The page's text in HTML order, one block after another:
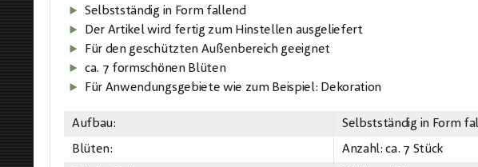
Selbstständig in Form fallend
Der Artikel wird fertig zum Hinstellen ausgeliefert
Für den geschützten Außenbereich geeignet
ca. 7 formschönen Blüten
Für Anwendungsgebiete wie zum Beispiel: Dekoration
Aufbau:
Selbstständig in Form
Blüten:
Anzahl: ca. 7 Stück